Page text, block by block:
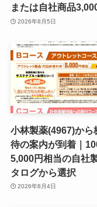
または自社商品
2026年8月5日
小林製薬(4967)から
待の案内が到着｜
5,000円相当の自社
タログから選択
2026年8月4日